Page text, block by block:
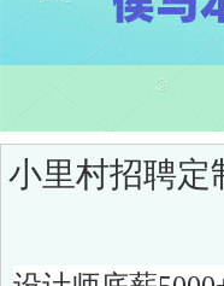
小里村招聘定